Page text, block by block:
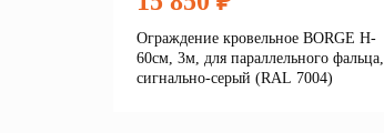
Ограждение кровельное BORGE H-
60см, 3м, для параллельного фальца,
сигнально-серый (RAL 7004)